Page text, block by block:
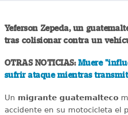
Yeferson Zepeda, un
tras colisionar contra un
OTRAS NOTICIAS: Muere
sufrir ataque mientras
Un migrante guatemalteco
accidente en su motocicleta el